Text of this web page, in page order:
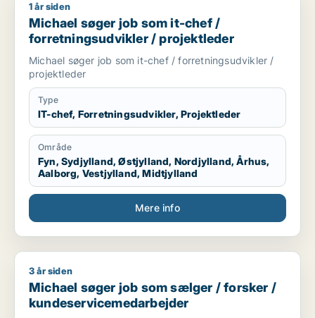
Michael søger job som it-chef / forretningsudvikler /
1 år siden
Michael søger job som it-chef /
forretningsudvikler / projektleder
Michael søger job som it-chef / forretningsudvikler /
projektleder
Type
IT-chef, Forretningsudvikler, Projektleder
Område
Fyn, Sydjylland, Østjylland, Nordjylland, Århus,
Aalborg, Vestjylland, Midtjylland
Mere info
Michael søger job som sælger / forsker /
3 år siden
Michael søger job som sælger / forsker /
kundeservicemedarbejder